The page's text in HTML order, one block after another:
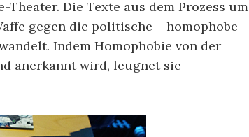
Die Texte aus dem Prozess um
gegen die politische – homophobe –
Indem Homophobie von der
anerkannt wird, leugnet sie